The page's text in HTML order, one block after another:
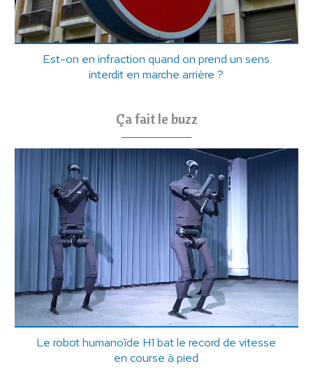
Est-on en infraction quand on prend un sens
interdit en marche arrière ?
Ça fait le buzz
Le robot humanoïde H1 bat le record de vitesse
en course à pied